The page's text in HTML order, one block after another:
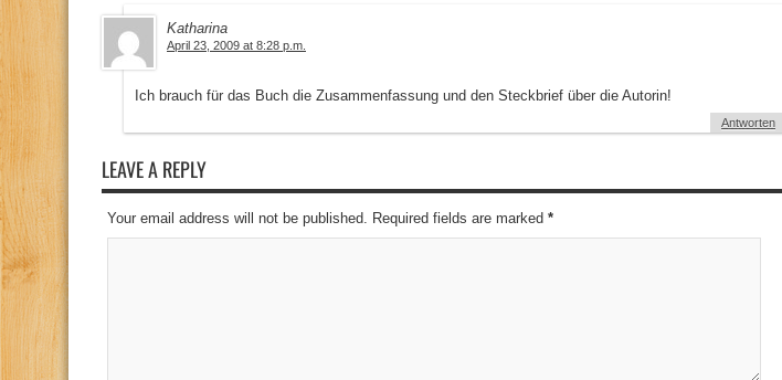
Katharina
April 23, 2009 at 8:28 p.m.
Ich brauch für das Buch die Zusammenfassung und den Steckbrief über die Autorin!
Antworten
LEAVE A REPLY
Your email address will not be published. Required fields are marked *